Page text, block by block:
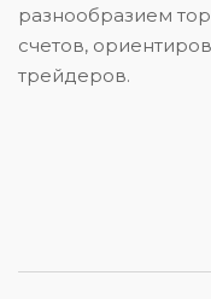
разнообразием
счетов,
трейдеров.